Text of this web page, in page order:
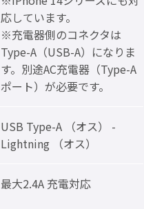
応しています。
※充電器側のコネクタは
Type-A（USB-A）になりま
す。別途AC充電器（Type-A
ポート）が必要です。
USB Type-A （オス） -
Lightning （オス）
最大2.4A 充電対応